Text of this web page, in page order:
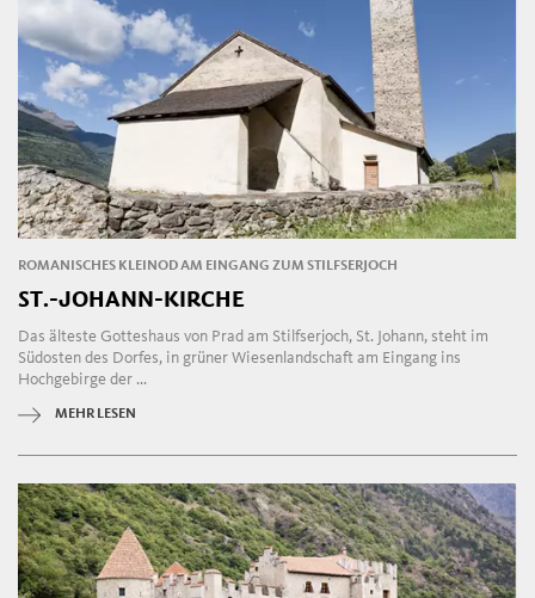
ROMANISCHES KLEINOD AM EINGANG ZUM STILFSERJOCH
ST.-JOHANN-KIRCHE
Das älteste Gotteshaus von Prad am Stilfserjoch, St. Johann, steht im
Südosten des Dorfes, in grüner Wiesenlandschaft am Eingang ins
Hochgebirge der ...
MEHR LESEN